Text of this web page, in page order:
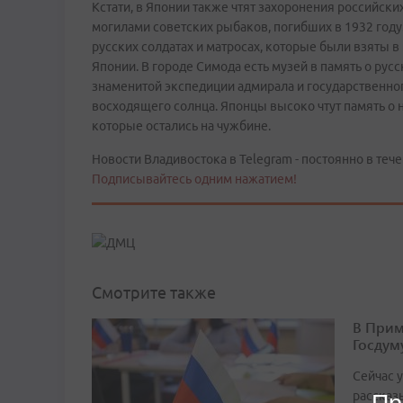
Кстати, в Японии также чтят захоронения
могилами советских рыбаков, погибших в 1932
русских солдатах и матросах, которые были взяты
Японии. В городе Симода есть музей в память о
знаменитой экспедиции адмирала и
восходящего солнца. Японцы высоко чтут память
которые остались на чужбине.
Новости Владивостока в Telegram - постоянно в
Подписывайтесь одним нажатием!
Смотрите также
В
Сейчас